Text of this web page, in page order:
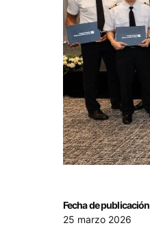
Fecha de publicación
25 marzo 2026